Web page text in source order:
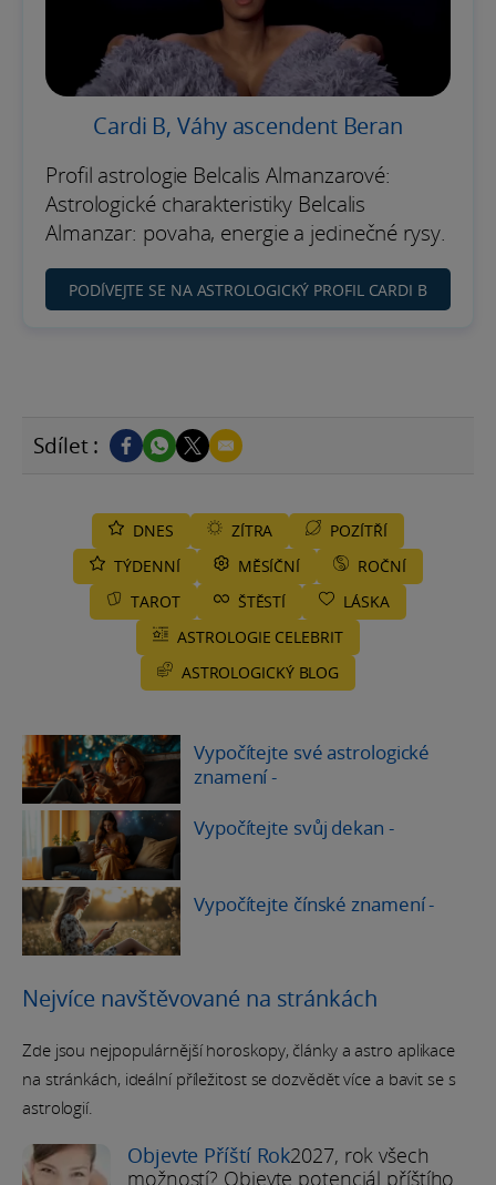
Cardi B, Váhy ascendent Beran
Profil astrologie Belcalis Almanzarové:
Astrologické charakteristiky Belcalis
Almanzar: povaha, energie a jedinečné rysy.
PODÍVEJTE SE NA ASTROLOGICKÝ PROFIL CARDI B
Sdílet :
DNES ZÍTRA
POZÍTŘÍ
TÝDENNÍ
MĚSÍČNÍ
ROČNÍ
TAROT
ŠTĚSTÍ
LÁSKA
ASTROLOGIE CELEBRIT
ASTROLOGICKÝ BLOG
Vypočítejte své astrologické
znamení-
Vypočítejte svůj dekan -
Vypočítejte čínské znamení-
Nejvíce navštěvované na stránkách
Zde jsou nejpopulárnější horoskopy, články a astro aplikace
na stránkách, ideální příležitost se dozvědět více a bavit se s
astrologií.
Objevte Příští Rok2027, rok všech
možností? Objevte potenciál příštího